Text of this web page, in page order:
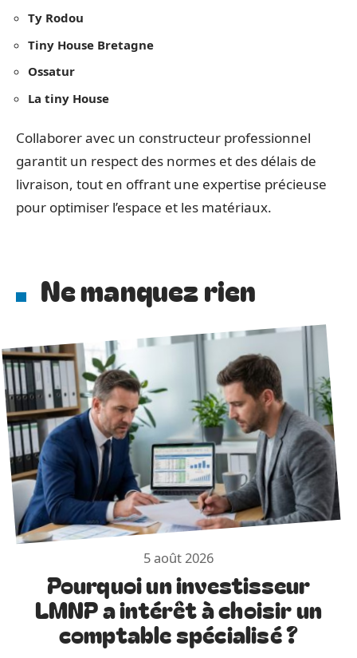
Ty Rodou
Tiny House Bretagne
Ossatur
La tiny House
Collaborer avec un constructeur professionnel
garantit un respect des normes et des délais de
livraison, tout en offrant une expertise précieuse
pour optimiser l’espace et les matériaux.
Ne manquez rien
5 août 2026
Pourquoi un investisseur
LMNP a intérêt à choisir un
comptable spécialisé ?